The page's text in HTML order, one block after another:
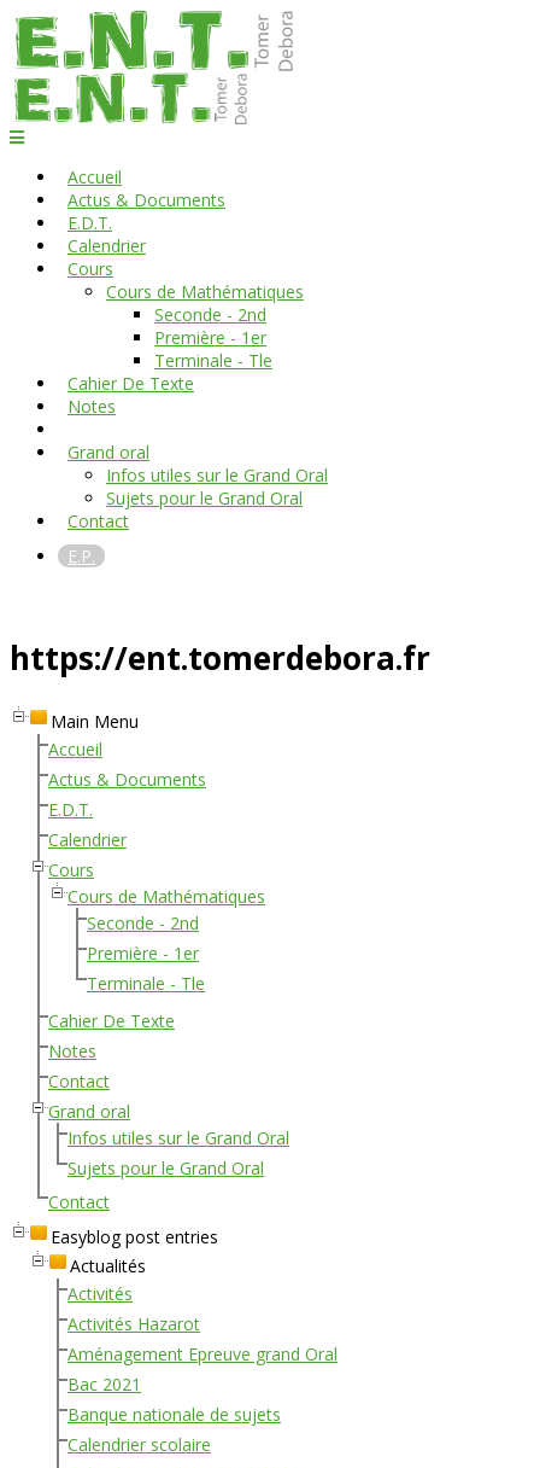
Accueil
Actus & Documents
E.D.T.
Calendrier
Cours
Cours de Mathématiques
Seconde - 2nd
Première - 1er
Terminale - Tle
Cahier De Texte
Notes
Grand oral
Infos utiles sur le Grand Oral
Sujets pour le Grand Oral
Contact
E.P.
https://ent.tomerdebora.fr
Main Menu
Accueil
Actus & Documents
E.D.T.
Calendrier
Cours
Cours de Mathématiques
Seconde - 2nd
Première - 1er
Terminale - Tle
Cahier De Texte
Notes
Contact
Grand oral
Infos utiles sur le Grand Oral
Sujets pour le Grand Oral
Contact
Easyblog post entries
Actualités
Activités
Activités Hazarot
Aménagement Epreuve grand Oral
Bac 2021
Banque nationale de sujets
Calendrier scolaire